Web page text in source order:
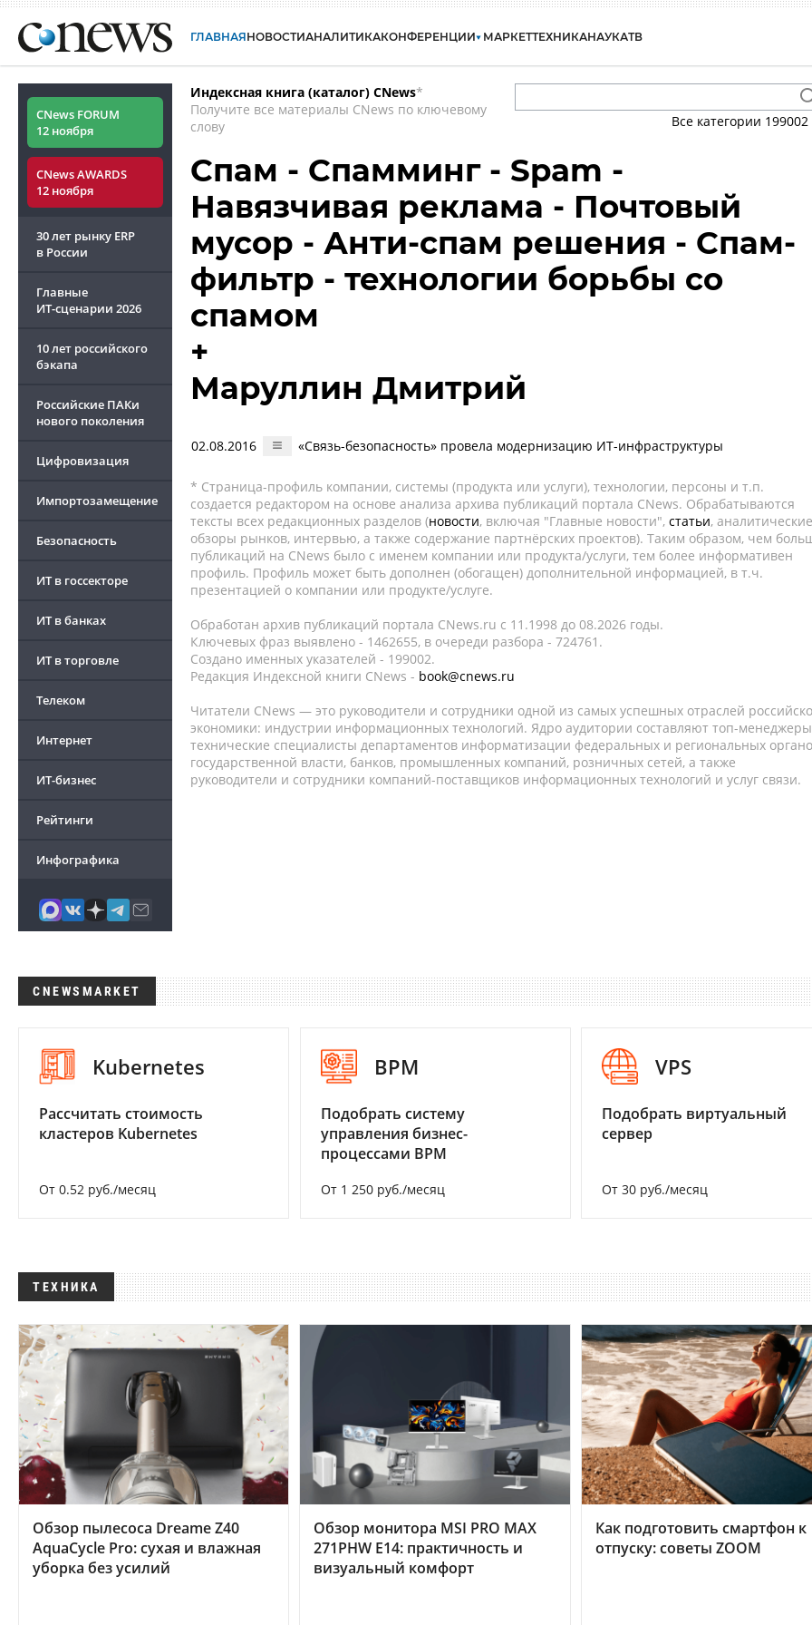
ГЛАВНАЯНОВОСТИАНАЛИТИКАКОНФЕРЕНЦИИ МАРКЕТТЕХНИКАНАУКАТВ
CNews FORUM
12 ноября
CNews AWARDS
12 ноября
30 лет рынку ERP
в России
Главные
ИТ-сценарии 2026
10 лет российского
бэкапа
Российские ПАКи
нового поколения
Цифровизация
Импортозамещение
Безопасность
ИТ в госсекторе
ИТ в банках
ИТ в торговле
Телеком
Интернет
ИТ-бизнес
Рейтинги
Инфографика
Индексная книга (каталог) CNews*
Получите все материалы CNews по ключевому
слову
Все категории 199002
Спам - Спамминг - Spam -
Навязчивая реклама - Почтовый
мусор - Анти-спам решения - Спам-
фильтр - технологии борьбы со
спамом
+
Маруллин Дмитрий
02.08.2016 «Связь-безопасность» провела модернизацию ИТ-инфраструктуры
* Страница-профиль компании, системы (продукта или услуги), технологии, персоны и т.п.
создается редактором на основе анализа архива публикаций портала CNews. Обрабатываются
тексты всех редакционных разделов (новости, включая "Главные новости", статьи, аналитические
обзоры рынков, интервью, а также содержание партнёрских проектов). Таким образом, чем
публикаций на CNews было с именем компании или продукта/услуги, тем более информативен
профиль. Профиль может быть дополнен (обогащен) дополнительной информацией, в т.ч.
презентацией о компании или продукте/услуге.
Обработан архив публикаций портала CNews.ru c 11.1998 до 08.2026 годы.
Ключевых фраз выявлено - 1462655, в очереди разбора - 724761.
Создано именных указателей - 199002.
Редакция Индексной книги CNews - book@cnews.ru
Читатели CNews — это руководители и сотрудники одной из самых успешных отраслей
экономики: индустрии информационных технологий. Ядро аудитории составляют топ-
технические специалисты департаментов информатизации федеральных и региональных
государственной власти, банков, промышленных компаний, розничных сетей, а также
руководители и сотрудники компаний-поставщиков информационных технологий и услуг связи.
CNEWSMARKET
Kubernetes
Рассчитать стоимость
кластеров Kubernetes
От 0.52 руб./месяц
BPM
Подобрать систему
управления бизнес-
процессами BPM
От 1 250 руб./месяц
VPS
Подобрать виртуальный
сервер
От 30 руб./месяц
ТЕХНИКА
Обзор пылесоса Dreame Z40
AquaCycle Pro: сухая и влажная
уборка без усилий
Обзор монитора MSI PRO MAX
271PHW E14: практичность и
визуальный комфорт
Как подготовить смартфон к
отпуску: советы ZOOM